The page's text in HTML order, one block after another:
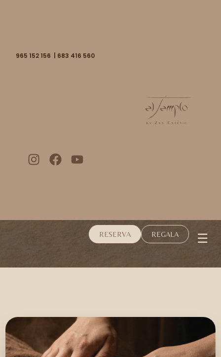
965 152 156 | 683 416 560
☰
REGALA
RESERVA